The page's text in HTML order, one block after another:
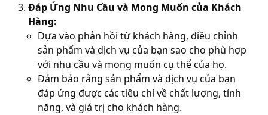
Đáp Ứng Nhu Cầu và Mong Muốn của Khách
Hàng:
Dựa vào phản hồi từ khách hàng, điều chỉnh
sản phẩm và dịch vụ của bạn sao cho phù hợp
với nhu cầu và mong muốn cụ thể của họ.
Đảm bảo rằng sản phẩm và dịch vụ của bạn
đáp ứng được các tiêu chí về chất lượng, tính
năng, và giá trị cho khách hàng.